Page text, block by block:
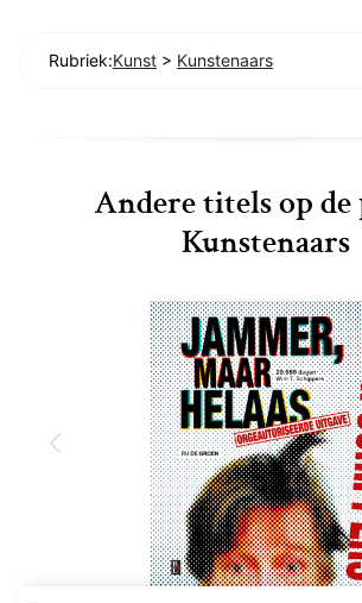
Rubriek:Kunst > Kunstenaars
Andere titels op
Kunstenaars